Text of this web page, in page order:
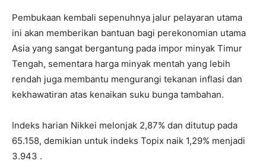
Pembukaan kembali sepenuhnya jalur pelayaran utama
ini akan memberikan bantuan bagi perekonomian utama
Asia yang sangat bergantung pada impor minyak Timur
Tengah, sementara harga minyak mentah yang lebih
rendah juga membantu mengurangi tekanan inflasi dan
kekhawatiran atas kenaikan suku bunga tambahan.
Indeks harian Nikkei melonjak 2,87% dan ditutup pada
65.158, demikian untuk indeks Topix naik 1,29% menjadi
3.943 .